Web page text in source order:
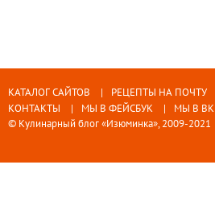
КАТАЛОГ САЙТОВ РЕЦЕПТЫ НА ПОЧТУ
КОНТАКТЫ
МЫ В ФЕЙСБУК МЫ В ВК
© Кулинарный блог «Изюминка», 2009-2021